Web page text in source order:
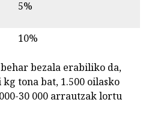
5%
10%
bezala erabiliko da,
tona bat, 1.500 oilasko
30 000 arrautzak lortu